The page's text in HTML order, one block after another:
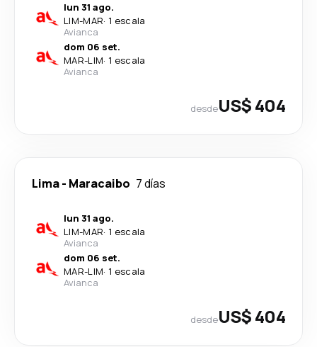
lun 31 ago.
LIM-MAR· 1 escala
Avianca
dom 06 set.
MAR-LIM· 1 escala
Avianca
desdeUS$ 404
Lima- Maracaibo 7 días
lun 31 ago.
LIM-MAR· 1 escala
Avianca
dom 06 set.
MAR-LIM· 1 escala
Avianca
desdeUS$ 404